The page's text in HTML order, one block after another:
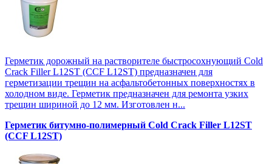
Герметик дорожный на растворителе быстросохнующий Cold
Crack Filler L12SТ (CCF L12SТ) предназначен для
герметизации трещин на асфальтобетонных поверхностях в
холодном виде. Герметик предназначен для ремонта узких
трещин шириной до 12 мм. Изготовлен н...
Герметик битумно-полимерный Cold Crack Filler L12SТ
(CCF L12SТ)